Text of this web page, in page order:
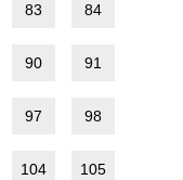
83 84
90 91
97 98
104 105